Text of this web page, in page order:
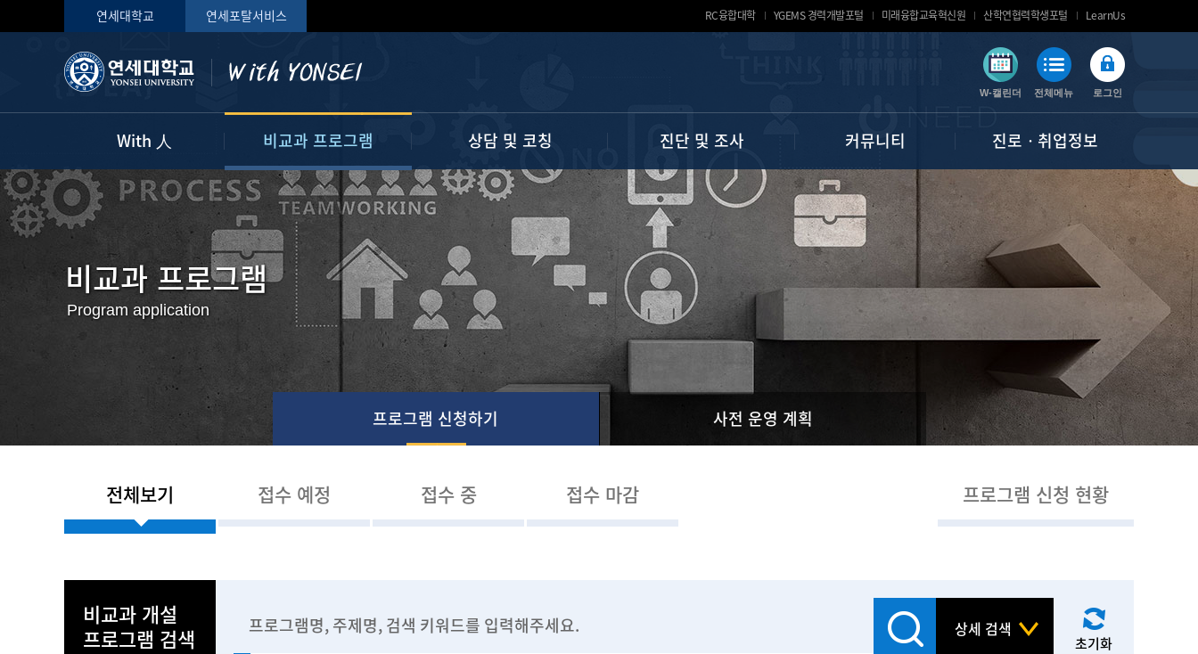
연세대학교 연세포탈서비스 LearnUs
산학연협력학생포털
미래융합교육혁신원
YGEMS 경력개발포털
RC융합대학
로그인
전체메뉴
W-캘린더
With 人 비교과 프로그램 상담 및 코칭 진단 및 조사 커뮤니티 진로ㆍ취업정보
My With
자기개발 마일리지
나의 교과 현황
AI 전공 및 교과 추천
프로그램 신청하기
사전 운영 계획
진로 상담
학습 코칭
대학생활상담
유학생 상담
심리 상담
핵심역량진단(Y-CASA)
학습전략검사(MLST-Ⅱ)
직업선호도검사(홀랜드)
전공선호도 및 생활환경조사
마음건강자가진단
공지사항
서식 자료실
자주하는 질문
질문과 답변
채용정보(공개/추천/단기)
대외활동(공모/대외/창업)
잡코리아 API - 공채 달력
인크루트 API - 공채 달력
비교과 프로그램
Program application
프로그램 신청하기 사전 운영 계획
전체보기 접수 예정 접수 중 접수 마감 프로그램 신청 현황
비교과 개설
프로그램 검색
상세 검색
초기화